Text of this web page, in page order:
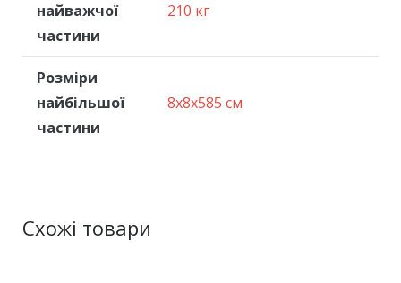
найважчої
частини
210 кг
Розміри
найбільшої
частини
8x8x585 см
Схожі товари